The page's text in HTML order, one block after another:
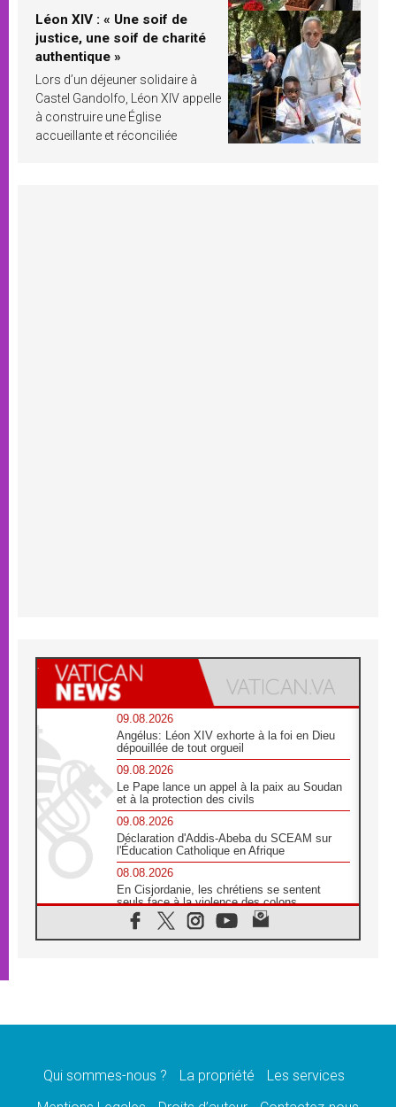
Léon XIV : « Une soif de
justice, une soif de charité
authentique »
Lors d’un déjeuner solidaire à
Castel Gandolfo, Léon XIV appelle
à construire une Église
accueillante et réconciliée
09.08.2026
Angélus: Léon XIV exhorte à la foi en Dieu
dépouillée de tout orgueil
09.08.2026
Le Pape lance un appel à la paix au Soudan
et à la protection des civils
09.08.2026
Déclaration d'Addis-Abeba du SCEAM sur
l'Éducation Catholique en Afrique
08.08.2026
En Cisjordanie, les chrétiens se sentent
seuls face à la violence des colons
08.08.2026
Léon XIV au sanctuaire de Notre Dame du
08.08.2026
08.08.2026
Qui sommes-nous ? La propriété
Les services